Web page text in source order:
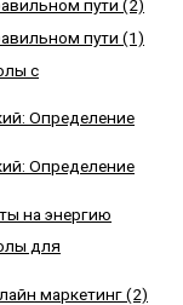
пути (2)
пути (1)
с
Определение
Определение
на энергию
для
маркетинг (2)